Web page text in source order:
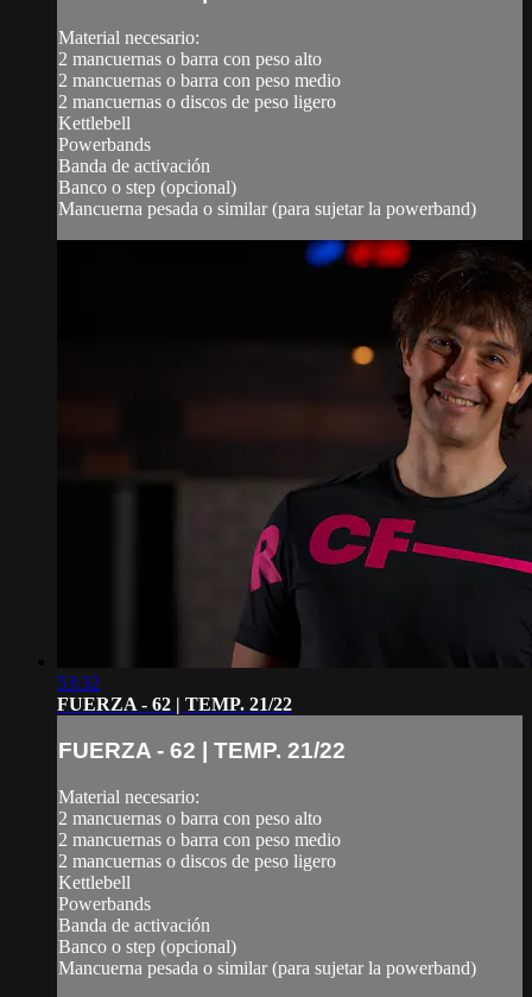
Material necesario:
2 mancuernas o barra con peso alto
2 mancuernas o barra con peso medio
2 mancuernas o discos de peso ligero
Kettlebell
Powerbands
Banda de activación
Banco o step (opcional)
Mancuerna pesada o similar (para sujetar la powerband)
53:32
FUERZA - 62 | TEMP. 21/22
FUERZA - 62 | TEMP. 21/22
Material necesario:
2 mancuernas o barra con peso alto
2 mancuernas o barra con peso medio
2 mancuernas o discos de peso ligero
Kettlebell
Powerbands
Banda de activación
Banco o step (opcional)
Mancuerna pesada o similar (para sujetar la powerband)